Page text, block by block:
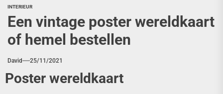
INTERIEUR
Een vintage poster wereldkaart
of hemel bestellen
David 25/11/2021
Poster wereldkaart